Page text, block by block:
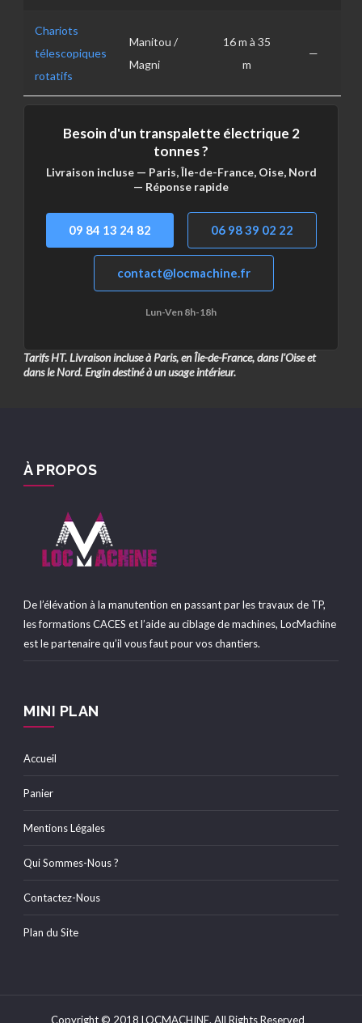
Chariots
télescopiques
rotatifs
Manitou /
Magni
16 m à 35
m
—
Besoin d'un transpalette électrique 2
tonnes ?
Livraison incluse — Paris, Île-de-France, Oise, Nord
— Réponse rapide
09 84 13 24 82 06 98 39 02 22
contact@locmachine.fr
Lun-Ven 8h-18h
Tarifs HT. Livraison incluse à Paris, en Île-de-France, dans l'Oise et
dans le Nord. Engin destiné à un usage intérieur.
À PROPOS
De l’élévation à la manutention en passant par les travaux de TP,
les formations CACES et l’aide au ciblage de machines, LocMachine
est le partenaire qu’il vous faut pour vos chantiers.
MINI PLAN
Accueil
Panier
Mentions Légales
Qui Sommes-Nous ?
Contactez-Nous
Plan du Site
Copyright © 2018 LOCMACHINE. All Rights Reserved